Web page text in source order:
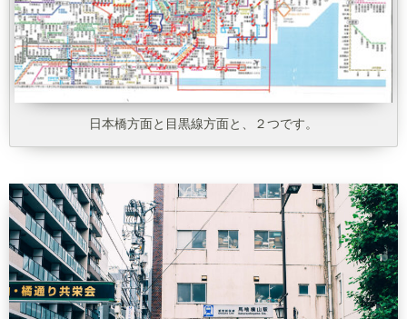
日本橋方面と目黒線方面と、２つです。